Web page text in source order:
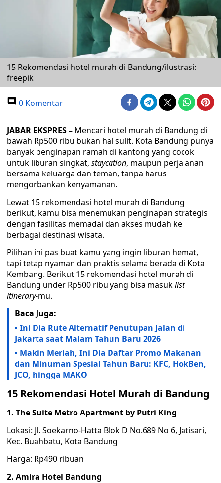
15 Rekomendasi hotel murah di Bandung/ilustrasi:
freepik
0 Komentar
JABAR EKSPRES – Mencari hotel murah di Bandung di
bawah Rp500 ribu bukan hal sulit. Kota Bandung punya
banyak penginapan ramah di kantong yang cocok
untuk liburan singkat, staycation, maupun perjalanan
bersama keluarga dan teman, tanpa harus
mengorbankan kenyamanan.
Lewat 15 rekomendasi hotel murah di Bandung
berikut, kamu bisa menemukan penginapan strategis
dengan fasilitas memadai dan akses mudah ke
berbagai destinasi wisata.
Pilihan ini pas buat kamu yang ingin liburan hemat,
tapi tetap nyaman dan praktis selama berada di Kota
Kembang. Berikut 15 rekomendasi hotel murah di
Bandung under Rp500 ribu yang bisa masuklist
itinerary-mu.
Baca Juga:
Ini Dia Rute Alternatif Penutupan Jalan di
Jakarta saat Malam Tahun Baru 2026
Makin Meriah, Ini Dia Daftar Promo Makanan
dan Minuman Spesial Tahun Baru: KFC, HokBen,
JCO, hingga MAKO
15 Rekomendasi Hotel Murah di Bandung
1. The Suite Metro Apartment by Putri King
Lokasi: Jl. Soekarno-Hatta Blok D No.689 No 6, Jatisari,
Kec. Buahbatu, Kota Bandung
Harga: Rp490 ribuan
2. Amira Hotel Bandung